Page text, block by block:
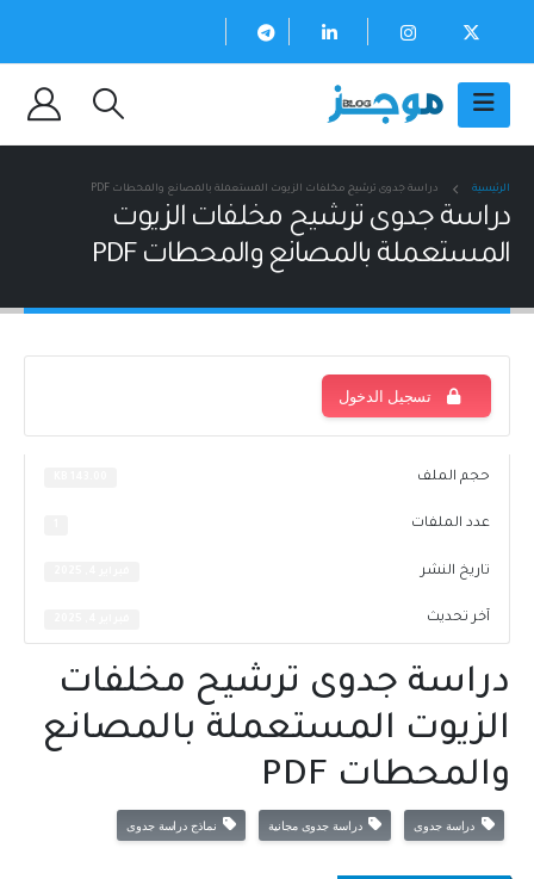
الرئيسية دراسة جدوى ترشيح مخلفات الزيوت المستعملة بالمصانع والمحطات PDF
دراسة جدوى ترشيح مخلفات الزيوت
المستعملة بالمصانع والمحطات PDF
تسجيل الدخول
حجم الملف
عدد الملفات
تاريخ النشر
آخر تحديث
دراسة جدوى ترشيح مخلفات
الزيوت المستعملة بالمصانع
والمحطات PDF
دراسة جدوى دراسة جدوى مجانية نماذج دراسة جدوى